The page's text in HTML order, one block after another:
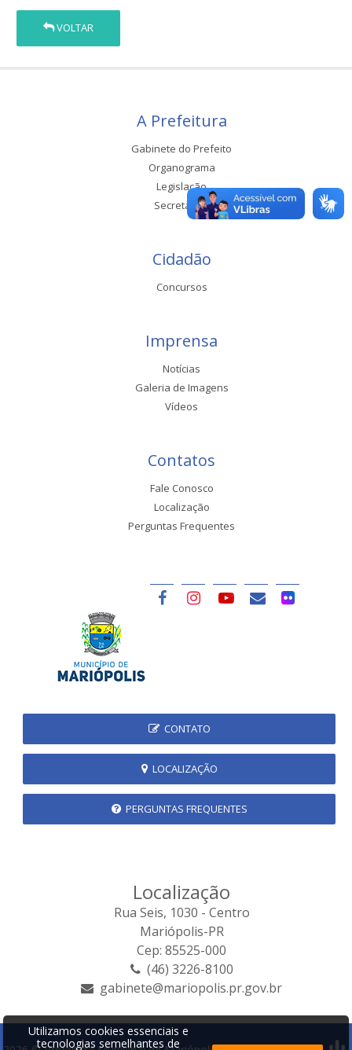
VOLTAR
A Prefeitura
Gabinete do Prefeito
Organograma
Legislação
Secretarias
Cidadão
Concursos
Imprensa
Notícias
Galeria de Imagens
Vídeos
Contatos
Fale Conosco
Localização
Perguntas Frequentes
CONTATO
LOCALIZAÇÃO
PERGUNTAS FREQUENTES
Localização
Rua Seis, 1030 - Centro
Mariópolis-PR
Cep: 85525-000
(46) 3226-8100
gabinete@mariopolis.pr.gov.br
Utilizamos cookies essenciais e
tecnologias semelhantes de